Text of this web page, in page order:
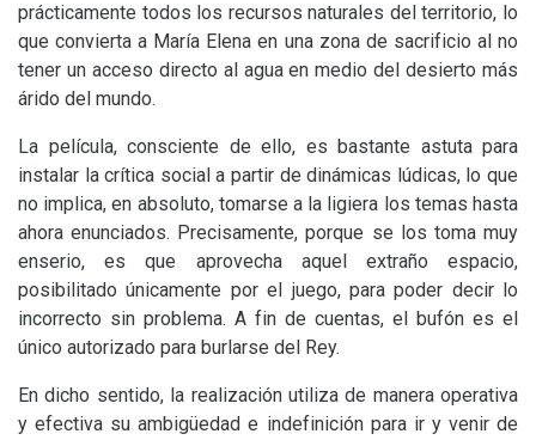
prácticamente todos los recursos naturales del territorio, lo
que convierta a María Elena en una zona de sacrificio al no
tener un acceso directo al agua en medio del desierto más
árido del mundo.
La película, consciente de ello, es bastante astuta para
instalar la crítica social a partir de dinámicas lúdicas, lo que
no implica, en absoluto, tomarse a la ligiera los temas hasta
ahora enunciados. Precisamente, porque se los toma muy
enserio, es que aprovecha aquel extraño espacio,
posibilitado únicamente por el juego, para poder decir lo
incorrecto sin problema. A fin de cuentas, el bufón es el
único autorizado para burlarse del Rey.
En dicho sentido, la realización utiliza de manera operativa
y efectiva su ambigüedad e indefinición para ir y venir de